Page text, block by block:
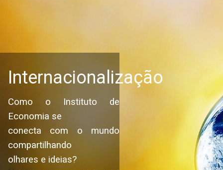
Internacionalização
Como o Instituto de
Economia se
conecta com o mundo
compartilhando
olhares e ideias?